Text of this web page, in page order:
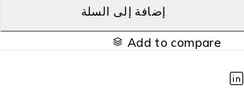
إضافة إلى السلة
Add to compare